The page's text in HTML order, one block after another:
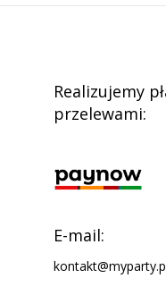
Realizujemy
przelewami:
E-mail: